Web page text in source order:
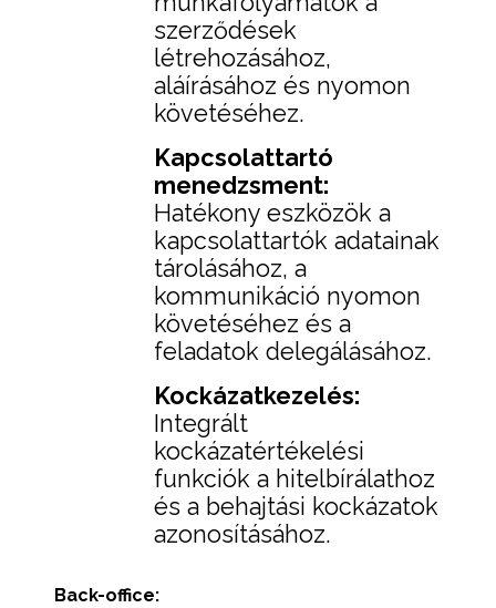
szerződések
létrehozásához,
aláírásához és nyomon
követéséhez.
Kapcsolattartó
menedzsment:
Hatékony eszközök a
kapcsolattartók adatainak
tárolásához, a
kommunikáció nyomon
követéséhez és a
feladatok delegálásához.
Kockázatkezelés:
Integrált
kockázatértékelési
funkciók a hitelbírálathoz
és a behajtási kockázatok
azonosításához.
Back-office: